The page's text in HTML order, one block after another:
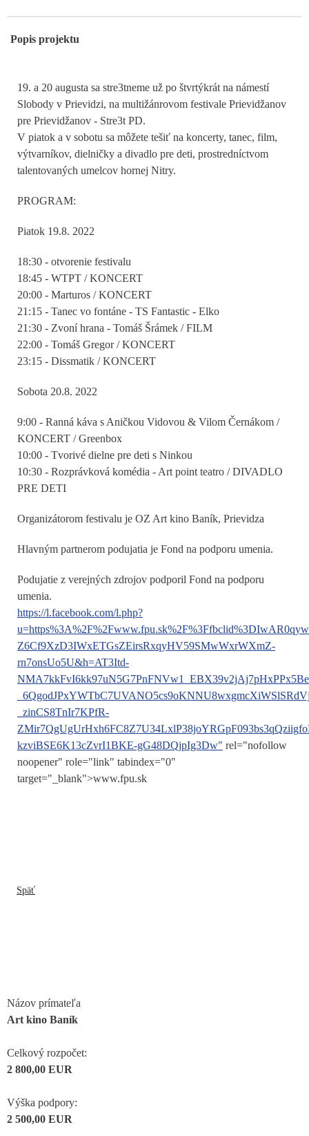
Popis projektu
19. a 20 augusta sa stre3tneme už po štvrtýkrát na námestí
Slobody v Prievidzi, na multižánrovom festivale Prievidžanov
pre Prievidžanov - Stre3t PD.
V piatok a v sobotu sa môžete tešiť na koncerty, tanec, film,
výtvarníkov, dielničky a divadlo pre deti, prostredníctvom
talentovaných umelcov hornej Nitry.
PROGRAM:
Piatok 19.8. 2022
18:30 - otvorenie festivalu
18:45 - WTPT / KONCERT
20:00 - Marturos / KONCERT
21:15 - Tanec vo fontáne - TS Fantastic - Elko
21:30 - Zvoní hrana - Tomáš Šrámek / FILM
22:00 - Tomáš Gregor / KONCERT
23:15 - Dissmatik / KONCERT
Sobota 20.8. 2022
9:00 - Ranná káva s Aničkou Vidovou & Vilom Černákom /
KONCERT / Greenbox
10:00 - Tvorivé dielne pre deti s Ninkou
10:30 - Rozprávková komédia - Art point teatro / DIVADLO
PRE DETI
Organizátorom festivalu je OZ Art kino Baník, Prievidza
Hlavným partnerom podujatia je Fond na podporu umenia.
Podujatie z verejných zdrojov podporil Fond na podporu
umenia.
https://l.facebook.com/l.php?
Z6Cf9XzD3IWxETGsZEirsRxqyHV59SMwWxrWXmZ-
rn7onsUo5U&h=AT3Itd-
_zinCS8TnIr7KPfR-
kzviBSE6K13cZvrI1BKE-gG48DQjpIg3Dw" rel="nofollow
noopener" role="link" tabindex="0"
target="_blank">www.fpu.sk
Späť
Názov prímateľa
Art kino Baník
Celkový rozpočet:
2 800,00 EUR
Výška podpory:
2 500,00 EUR